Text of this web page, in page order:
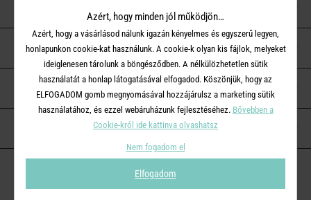
ÜGYFÉLSZOLGÁLAT
A BUTLERS-RŐL
KAPCSOLAT
Azért, hogy minden jól működjön…
Azért, hogy a vásárlásod nálunk igazán kényelmes és egyszerű legyen,
honlapunkon cookie-kat használunk. A cookie-k olyan kis fájlok, melyeket
ideiglenesen tárolunk a böngésződben. A nélkülözhetetlen sütik
használatát a honlap látogatásával elfogadod. Köszönjük, hogy az
ELFOGADOM gomb megnyomásával hozzájárulsz a marketing sütik
használatához, és ezzel webáruházunk fejlesztéséhez. Bővebben a
Cookie-król ide kattinva olvashatsz
Nem fogadom el
Elfogadom